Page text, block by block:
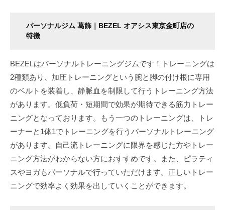
れ
る
ま
す
。
パーソナルジム 葛飾｜BEZEL オアシス東京金町店の
特徴
BEZELはパーソナルトレーニングジムです！トレーニングは
2種類あり、加圧トレーニングという腕と脚の付け根に専用
のベルトを装着し、静脈血を制限して行うトレーニング方法
があります。低負荷・短期間で効果が期待できる筋力トレー
ニングとなっております。もう一つのトレーニングは、トレ
ーナーと1体1でトレーニングを行うパーソナルトレーニング
があります。自己流トレーニングに限界を感じた方やトレー
ニング方法がわからない方におすすめです。また、ピラティ
スやヨガもパーソナルで行っていただけます。正しいトレー
ニングで効率よく効果を出していくことができます。